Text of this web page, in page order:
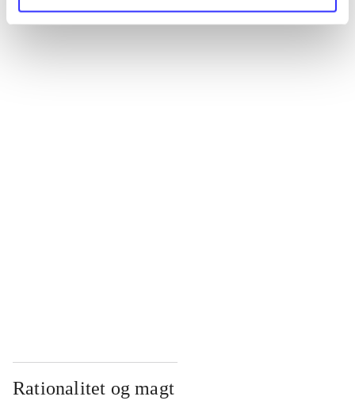
Alle registrerede artikler fordelt på udgivelser
Rationalitet og magt